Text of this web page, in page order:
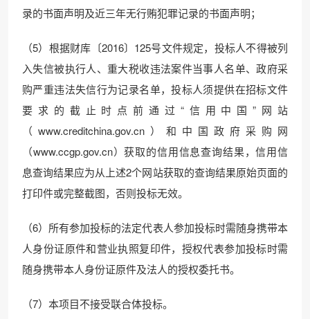
录的书面声明及近三年无行贿犯罪记录的书面声明；
（5）根据财库〔2016〕125号文件规定，投标人不得被列
入失信被执行人、重大税收违法案件当事人名单、政府采
购严重违法失信行为记录名单，投标人须提供在招标文件
要求的截止时点前通过“信用中国”网站
（www.creditchina.gov.cn）和中国政府采购网
（www.ccgp.gov.cn）获取的信用信息查询结果，信用信
息查询结果应为从上述2个网站获取的查询结果原始页面的
打印件或完整截图，否则投标无效。
（6）所有参加投标的法定代表人参加投标时需随身携带本
人身份证原件和营业执照复印件，授权代表参加投标时需
随身携带本人身份证原件及法人的授权委托书。
（7）本项目不接受联合体投标。